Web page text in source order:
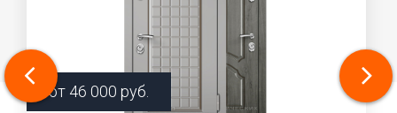
от 46 000 руб.